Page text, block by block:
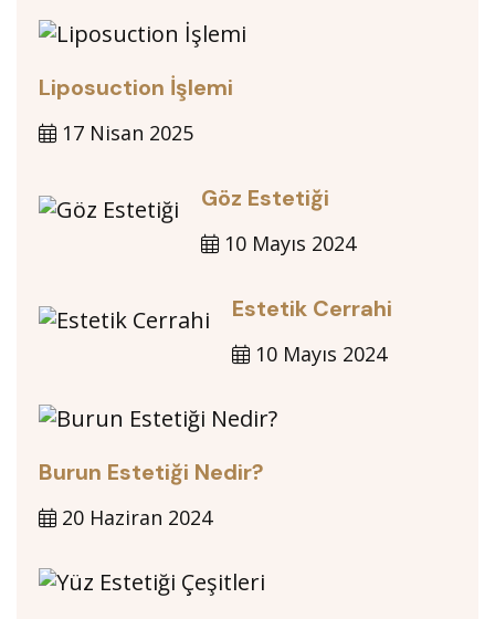
Liposuction İşlemi
17 Nisan 2025
Göz Estetiği
10 Mayıs 2024
Estetik Cerrahi
10 Mayıs 2024
Burun Estetiği Nedir?
20 Haziran 2024